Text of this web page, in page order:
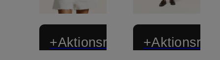
+Aktionsrabatt